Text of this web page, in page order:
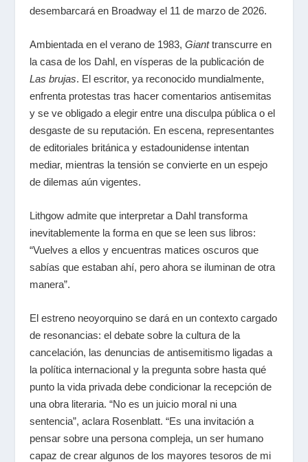
desembarcará en Broadway el 11 de marzo de 2026.
Ambientada en el verano de 1983, Gianttranscurre en
la casa de los Dahl, en vísperas de la publicación de
Las brujas. El escritor, ya reconocido mundialmente,
enfrenta protestas tras hacer comentarios antisemitas
y se ve obligado a elegir entre una disculpa pública o el
desgaste de su reputación. En escena, representantes
de editoriales británica y estadounidense intentan
mediar, mientras la tensión se convierte en un espejo
de dilemas aún vigentes.
Lithgow admite que interpretar a Dahl transforma
inevitablemente la forma en que se leen sus libros:
“Vuelves a ellos y encuentras matices oscuros que
sabías que estaban ahí, pero ahora se iluminan de otra
manera”.
El estreno neoyorquino se dará en un contexto cargado
de resonancias: el debate sobre la cultura de la
cancelación, las denuncias de antisemitismo ligadas a
la política internacional y la pregunta sobre hasta qué
punto la vida privada debe condicionar la recepción de
una obra literaria. “No es un juicio moral ni una
sentencia”, aclara Rosenblatt. “Es una invitación a
pensar sobre una persona compleja, un ser humano
capaz de crear algunos de los mayores tesoros de mi